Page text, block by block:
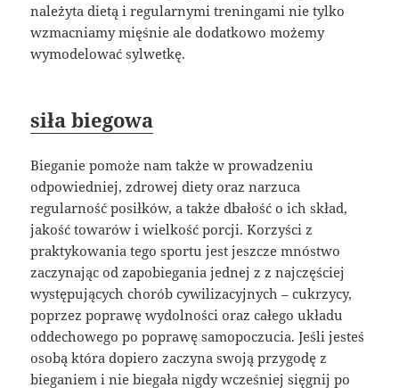
należyta dietą i regularnymi treningami nie tylko
wzmacniamy mięśnie ale dodatkowo możemy
wymodelować sylwetkę.
siła biegowa
Bieganie pomoże nam także w prowadzeniu
odpowiedniej, zdrowej diety oraz narzuca
regularność posiłków, a także dbałość o ich skład,
jakość towarów i wielkość porcji. Korzyści z
praktykowania tego sportu jest jeszcze mnóstwo
zaczynając od zapobiegania jednej z z najczęściej
występujących chorób cywilizacyjnych – cukrzycy,
poprzez poprawę wydolności oraz całego układu
oddechowego po poprawę samopoczucia. Jeśli jesteś
osobą która dopiero zaczyna swoją przygodę z
bieganiem i nie biegała nigdy wcześniej sięgnij po